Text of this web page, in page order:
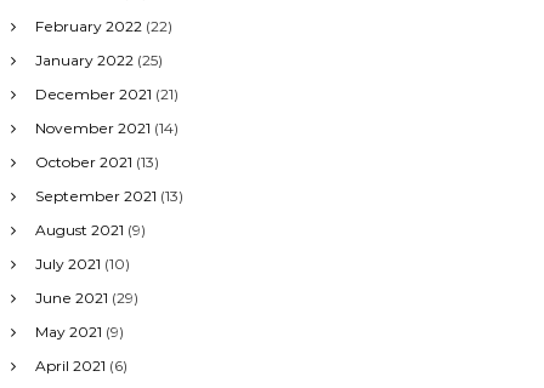
February 2022 (22)
January 2022 (25)
December 2021 (21)
November 2021 (14)
October 2021 (13)
September 2021 (13)
August 2021 (9)
July 2021 (10)
June 2021 (29)
May 2021 (9)
April 2021 (6)